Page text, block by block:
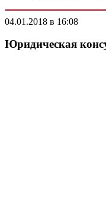
04.01.2018 в 16:08
Юридическая